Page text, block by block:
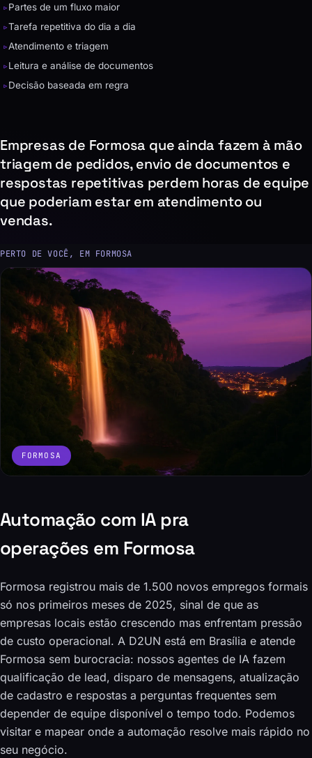
▹Partes de um fluxo maior
▹Tarefa repetitiva do dia a dia
▹Atendimento e triagem
▹Leitura e análise de documentos
▹Decisão baseada em regra
Empresas de Formosa que ainda fazem à mão
triagem de pedidos, envio de documentos e
respostas repetitivas perdem horas de equipe
que poderiam estar em atendimento ou
vendas.
PERTO DE VOCÊ, EM FORMOSA
FORMOSA
Automação com IA pra
operações em Formosa
Formosa registrou mais de 1.500 novos empregos formais
só nos primeiros meses de 2025, sinal de que as
empresas locais estão crescendo mas enfrentam pressão
de custo operacional. A D2UN está em Brasília e atende
Formosa sem burocracia: nossos agentes de IA fazem
qualificação de lead, disparo de mensagens, atualização
de cadastro e respostas a perguntas frequentes sem
depender de equipe disponível o tempo todo. Podemos
visitar e mapear onde a automação resolve mais rápido no
seu negócio.